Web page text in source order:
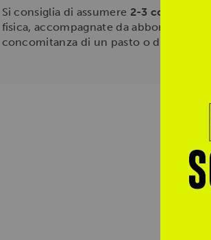
Si consiglia di assumere 2-3 compresse
fisica, accompagnate da abbondante
concomitanza di un pasto o di una